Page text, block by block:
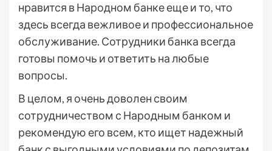
нравится в Народном банке еще и то, что
здесь всегда вежливое и профессиональное
обслуживание. Сотрудники банка всегда
готовы помочь и ответить на любые
вопросы.
В целом, я очень доволен своим
сотрудничеством с Народным банком и
рекомендую его всем, кто ищет надежный